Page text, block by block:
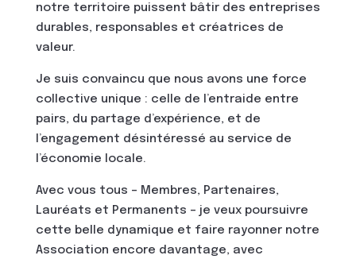
notre territoire puissent bâtir des entreprises
durables, responsables et créatrices de
valeur.
Je suis convaincu que nous avons une force
collective unique : celle de l’entraide entre
pairs, du partage d’expérience, et de
l’engagement désintéressé au service de
l’économie locale.
Avec vous tous – Membres, Partenaires,
Lauréats et Permanents – je veux poursuivre
cette belle dynamique et faire rayonner notre
Association encore davantage, avec